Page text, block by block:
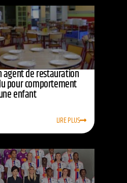
agent de restauration
pour comportement
enfant
LIRE PLUS